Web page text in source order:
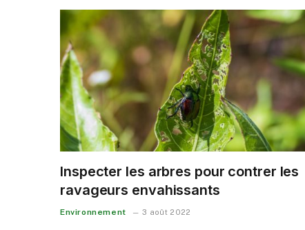
Inspecter les arbres pour contrer les
ravageurs envahissants
Environnement 3 août 2022